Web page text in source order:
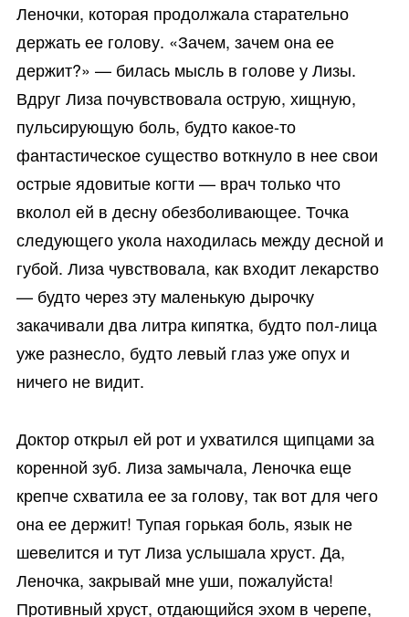
Леночки, которая продолжала старательно
держать ее голову. «Зачем, зачем она ее
держит?» — билась мысль в голове у Лизы.
Вдруг Лиза почувствовала острую, хищную,
пульсирующую боль, будто какое-то
фантастическое существо воткнуло в нее свои
острые ядовитые когти — врач только что
вколол ей в десну обезболивающее. Точка
следующего укола находилась между десной и
губой. Лиза чувствовала, как входит лекарство
— будто через эту маленькую дырочку
закачивали два литра кипятка, будто пол-лица
уже разнесло, будто левый глаз уже опух и
ничего не видит.
Доктор открыл ей рот и ухватился щипцами за
коренной зуб. Лиза замычала, Леночка еще
крепче схватила ее за голову, так вот для чего
она ее держит! Тупая горькая боль, язык не
шевелится и тут Лиза услышала хруст. Да,
Леночка, закрывай мне уши, пожалуйста!
Противный хруст, отдающийся эхом в черепе,